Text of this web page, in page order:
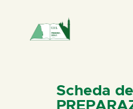
HOME
CHI
Scheda